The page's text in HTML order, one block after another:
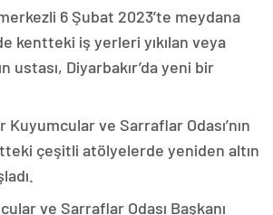
6 Şubat 2023’te meydana
kentteki iş yerleri yıkılan veya
ustası, Diyarbakır’da yeni bir
Kuyumcular ve Sarraflar Odası’nın
çeşitli atölyelerde yeniden altın
ve Sarraflar Odası Başkanı